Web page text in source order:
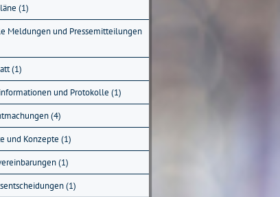
(1)
Meldungen und Pressemitteilungen
(1)
und Protokolle (1)
(4)
und Konzepte (1)
(1)
(1)